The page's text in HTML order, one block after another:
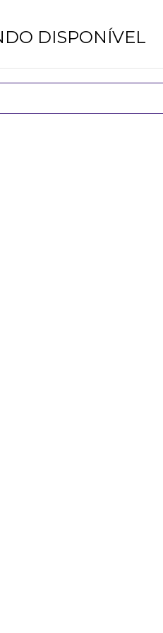
DISPONÍVEL